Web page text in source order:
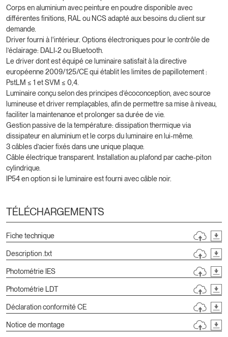
Corps en aluminium avec peinture en poudre disponible avec
différentes finitions, RAL ou NCS adapté aux besoins du client sur
demande.
Driver fourni à l'intérieur. Options électroniques pour le contrôle de
l’éclairage: DALI-2 ou Bluetooth.
Le driver dont est équipé ce luminaire satisfait à la directive
européenne 2009/125/CE qui établit les limites de papillotement :
PstLM ≤ 1 et SVM ≤ 0,4.
Luminaire conçu selon des principes d’écoconception, avec source
lumineuse et driver remplaçables, afin de permettre sa mise à niveau,
faciliter la maintenance et prolonger sa durée de vie.
Gestion passive de la température: dissipation thermique via
dissipateur en aluminium et le corps du luminaire en lui-même.
3 câbles d’acier fixés dans une unique plaque.
Câble électrique transparent. Installation au plafond par cache-piton
cylindrique.
IP54 en option si le luminaire est fourni avec câble noir.
TÉLÉCHARGEMENTS
Fiche technique
Description .txt
Photométrie IES
Photométrie LDT
Déclaration conformité CE
Notice de montage